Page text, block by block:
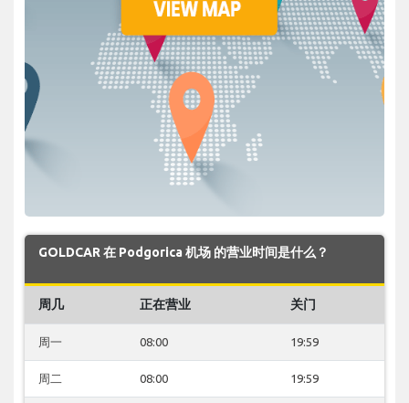
GOLDCAR 在 Podgorica 机场 的营业时间是什么？
周几 正在营业 关门
周一 08:00 19:59
周二 08:00 19:59